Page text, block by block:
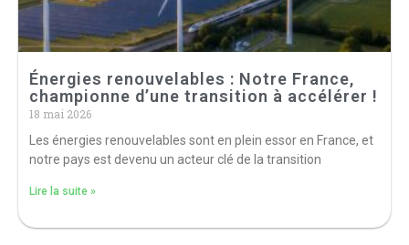
Énergies renouvelables : Notre France,
championne d’une transition à accélérer !
18 mai 2026
Les énergies renouvelables sont en plein essor en France, et
notre pays est devenu un acteur clé de la transition
Lire la suite »